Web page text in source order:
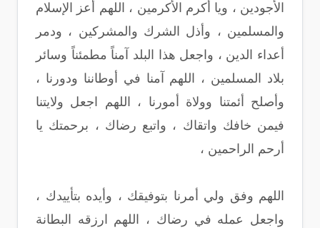
الأجودين ، ويا أكرم الأكرمين ، اللهم أعز الإسلام
والمسلمين ، وأذل الشرك والمشركين ، ودمر
أعداء الدين ، واجعل هذا البلد آمناً مطمئناً وسائر
بلاد المسلمين ، اللهم آمنا في أوطاننا ودورنا ،
وأصلح أئمتنا وولاة أمورنا ، اللهم اجعل ولايتنا
فيمن خافك واتقاك ، واتبع رضاك ، برحمتك يا
أرحم الراحمين ،
اللهم وفق ولي أمرنا بتوفيقك ، وأيده بتأييدك ،
واجعل عمله في رضاك ، اللهم ارزقه البطانة